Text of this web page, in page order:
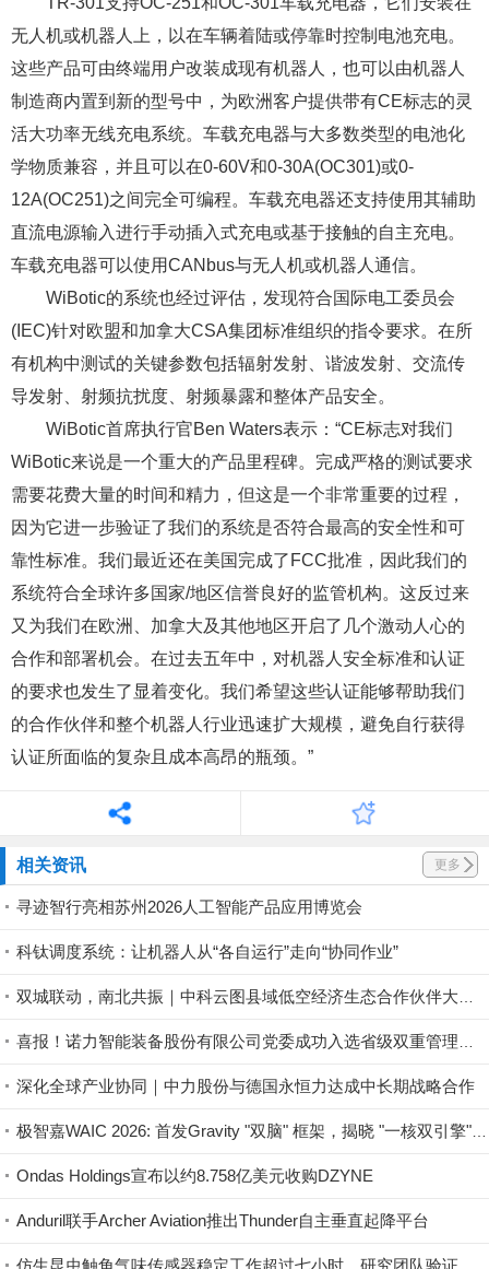
无人机或机器人上，以在车辆着陆或停靠时控制电池充电。
这些产品可由终端用户改装成现有机器人，也可以由机器人
制造商内置到新的型号中，为欧洲客户提供带有CE标志的灵
活大功率无线充电系统。车载充电器与大多数类型的电池化
学物质兼容，并且可以在0-60V和0-30A(OC301)或0-
12A(OC251)之间完全可编程。车载充电器还支持使用其辅助
直流电源输入进行手动插入式充电或基于接触的自主充电。
车载充电器可以使用CANbus与无人机或机器人通信。
WiBotic的系统也经过评估，发现符合国际电工委员会
(IEC)针对欧盟和加拿大CSA集团标准组织的指令要求。在所
有机构中测试的关键参数包括辐射发射、谐波发射、交流传
导发射、射频抗扰度、射频暴露和整体产品安全。
WiBotic首席执行官Ben Waters表示：“CE标志对我们
WiBotic来说是一个重大的产品里程碑。完成严格的测试要求
需要花费大量的时间和精力，但这是一个非常重要的过程，
因为它进一步验证了我们的系统是否符合最高的安全性和可
靠性标准。我们最近还在美国完成了FCC批准，因此我们的
系统符合全球许多国家/地区信誉良好的监管机构。这反过来
又为我们在欧洲、加拿大及其他地区开启了几个激动人心的
合作和部署机会。在过去五年中，对机器人安全标准和认证
的要求也发生了显着变化。我们希望这些认证能够帮助我们
的合作伙伴和整个机器人行业迅速扩大规模，避免自行获得
认证所面临的复杂且成本高昂的瓶颈。”
相关资讯 更多
寻迹智行亮相苏州2026人工智能产品应用博览会
科钛调度系统：让机器人从“各自运行”走向“协同作业”
深化全球产业协同｜中力股份与德国永恒力达成中长期战略合作
Ondas Holdings宣布以约8.758亿美元收购DZYNE
Anduril联手Archer Aviation推出Thunder自主垂直起降平台